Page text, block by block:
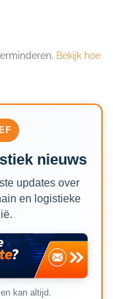
Bekijk hoe
nieuws
updates over
en logistieke
kan altijd.